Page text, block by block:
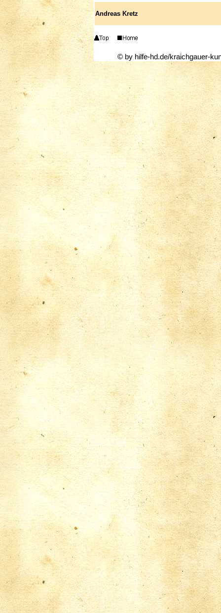
Andreas Kretz
© by hilfe-hd.de/kraichgauer-